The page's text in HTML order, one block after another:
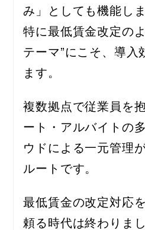
み」としても機能しま
特に最低賃金改定の
テーマ”にこそ、導入
ます。
複数拠点で従業員を
ート・アルバイトの
ウドによる一元管理
ルートです。
最低賃金の改定対応
頼る時代は終わりまし